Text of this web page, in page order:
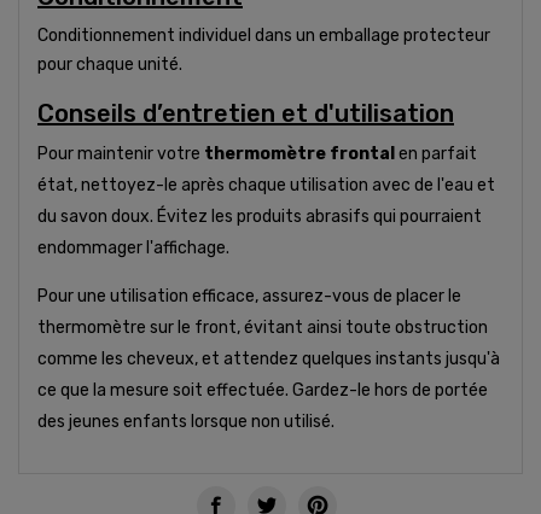
Conditionnement individuel dans un emballage protecteur
pour chaque unité.
Conseils d’entretien et d'utilisation
Pour maintenir votre thermomètre frontal en parfait
état, nettoyez-le après chaque utilisation avec de l'eau et
du savon doux. Évitez les produits abrasifs qui pourraient
endommager l'affichage.
Pour une utilisation efficace, assurez-vous de placer le
thermomètre sur le front, évitant ainsi toute obstruction
comme les cheveux, et attendez quelques instants jusqu'à
ce que la mesure soit effectuée. Gardez-le hors de portée
des jeunes enfants lorsque non utilisé.